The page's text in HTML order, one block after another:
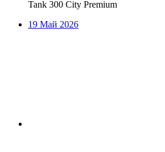
Tank 300 City Premium
19 Май 2026